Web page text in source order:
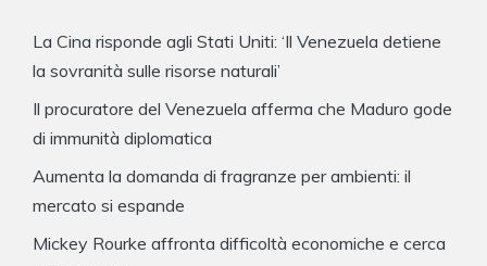
La Cina risponde agli Stati Uniti: ‘Il Venezuela detiene
la sovranità sulle risorse naturali’
Il procuratore del Venezuela afferma che Maduro gode
di immunità diplomatica
Aumenta la domanda di fragranze per ambienti: il
mercato si espande
Mickey Rourke affronta difficoltà economiche e cerca